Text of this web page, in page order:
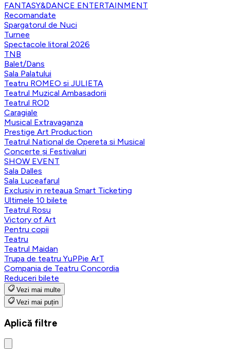
FANTASY&DANCE ENTERTAINMENT
Recomandate
Spargatorul de Nuci
Turnee
Spectacole litoral 2026
TNB
Balet/Dans
Sala Palatului
Teatru ROMEO si JULIETA
Teatrul Muzical Ambasadorii
Teatrul ROD
Caragiale
Musical Extravaganza
Prestige Art Production
Teatrul National de Opereta si Musical
Concerte și Festivaluri
SHOW EVENT
Sala Dalles
Sala Luceafarul
Exclusiv in reteaua Smart Ticketing
Ultimele 10 bilete
Teatrul Rosu
Victory of Art
Pentru copii
Teatru
Teatrul Maidan
Trupa de teatru YuPPie ArT
Compania de Teatru Concordia
Reduceri bilete
Vezi mai multe
Vezi mai puțin
Aplică filtre